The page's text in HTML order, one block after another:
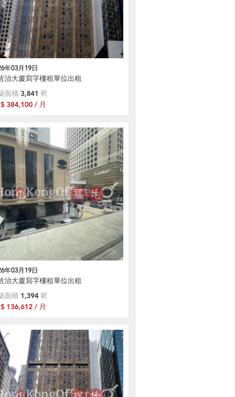
年03月19日
治大廈寫字樓租單位出租
面積 3,841 呎
384,100 / 月
年03月19日
治大廈寫字樓租單位出租
面積 1,394 呎
136,612 / 月